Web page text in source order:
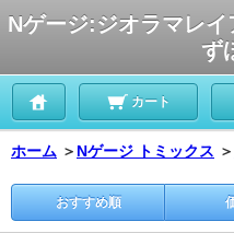
Nゲージ:ジオラマレ
ず
カート
ホーム ＞ Nゲージ トミックス ＞
おすすめ順